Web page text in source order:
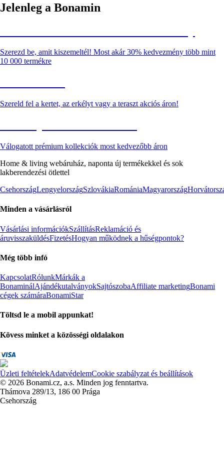
Jelenleg a Bonamin
Szerezd be, amit kiszemeltél! Most akár 30% kedvezmény több mint
10 000 termékre
Szereld fel a kertet, az erkélyt vagy a teraszt akciós áron!
Válogatott prémium kollekciók most kedvezőbb áron
Home & living webáruház, naponta új termékekkel és sok
lakberendezési ötlettel
CsehországLengyelországSzlovákiaRomániaMagyarország
Minden a vásárlásról
Vásárlási információkSzállításReklamáció és
áruvisszaküldésFizetésHogyan működnek a hűségpontok?
Még több infó
KapcsolatRólunkMárkák a
BonaminálAjándékutalványokSajtószobaAffiliate marketingBonami
cégek számáraBonamiStar
Töltsd le a mobil appunkat!
Kövess minket a közösségi oldalakon
Üzleti feltételekAdatvédelemCookie szabályzat és beállítások
© 2026 Bonami.cz, a.s. Minden jog fenntartva.
Thámova 289/13, 186 00 Prága
Csehország